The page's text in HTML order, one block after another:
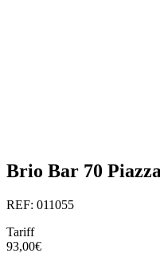
Brio Bar 70
REF: 011055
Tariff
93,00€